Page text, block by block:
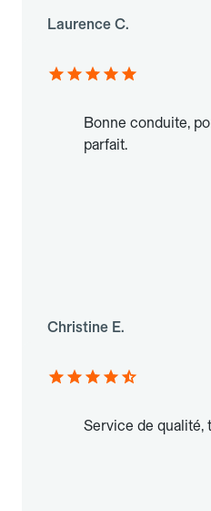
Laurence C.
Bonne conduite,
parfait.
Christine E.
Service de qualité,